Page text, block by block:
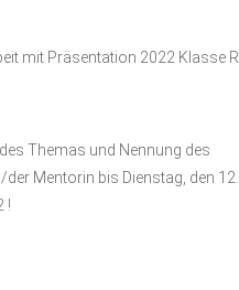
mit Präsentation 2022 Klasse R
Themas und Nennung des
Mentorin bis Dienstag, den 12.
!